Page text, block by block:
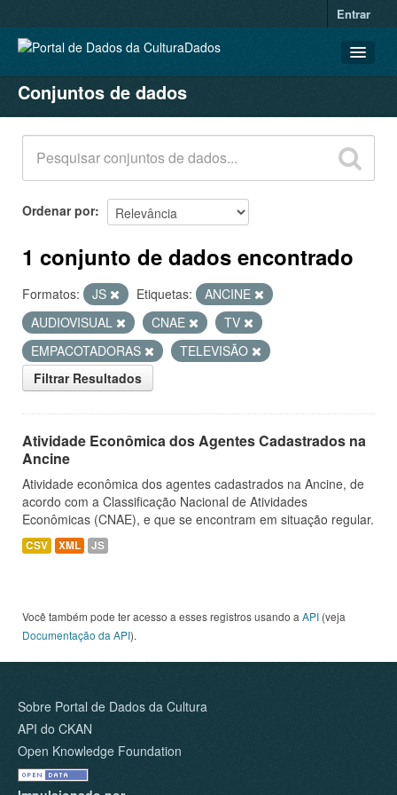
Entrar
CONJUNTOS DE DADOS
ORGANIZAÇÕES
GRUPOS
SOBRE
Conjuntos de dados
Ordenar por
1 conjunto de dados encontrado
Formatos: JS Etiquetas:
ANCINE
AUDIOVISUAL
CNAE
TV
EMPACOTADORAS
TELEVISÃO
Filtrar Resultados
Atividade Econômica dos Agentes Cadastrados na
Ancine
Atividade econômica dos agentes cadastrados na Ancine, de
acordo com a Classificação Nacional de Atividades
Econômicas (CNAE), e que se encontram em situação regular.
CSV XML JS
Você também pode ter acesso a esses registros usando a API (veja
Documentação da API).
Sobre Portal de Dados da Cultura
API do CKAN
Open Knowledge Foundation